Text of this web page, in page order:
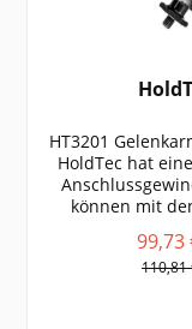
HT3201
HoldTec hat
können mit
werden.
99,73